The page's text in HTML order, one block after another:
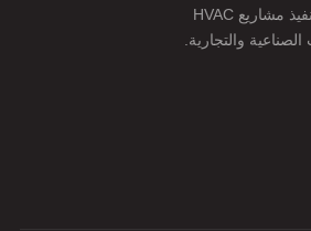
خبرة تتجاوز 25 عاماً في تنفيذ مشاريع HVAC
الصناعية والتجارية.